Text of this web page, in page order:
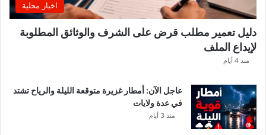
اخبار محلية
دليل تعمير مطلب قرض على الشرف والوثائق المطلوبة
لإيداع الملف
منذ 4 أيام
عاجل الآن: أمطار غزيرة متوقعة الليلة والرياح تشتد
في عدة ولايات
منذ 3 أيام